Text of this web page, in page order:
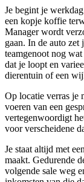
Je begint je
een kopje koffie
Manager wordt
gaan. In de auto zet
teamgenoot nog
dat je loopt en
dierentuin of een
Op locatie verras je
voeren van een
vertegenwoordigt
voor verscheidene
Je staat altijd met
maakt. Gedurende
volgende sale weg